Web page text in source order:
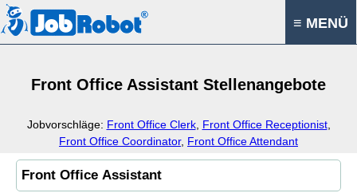
≡ MENÜ
Front Office Assistant Stellenangebote
Jobvorschläge: Front Office Clerk, Front Office Receptionist,
Front Office Coordinator, Front Office Attendant